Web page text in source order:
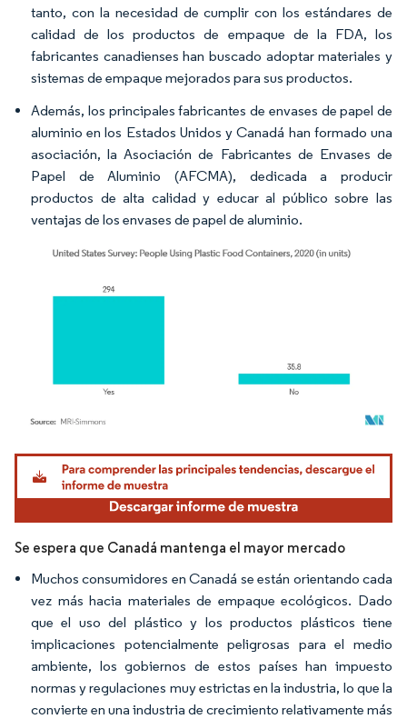
tanto, con la necesidad de cumplir con los estándares de
calidad de los productos de empaque de la FDA, los
fabricantes canadienses han buscado adoptar materiales y
sistemas de empaque mejorados para sus productos.
Además, los principales fabricantes de envases de papel de
aluminio en los Estados Unidos y Canadá han formado una
asociación, la Asociación de Fabricantes de Envases de
Papel de Aluminio (AFCMA), dedicada a producir
productos de alta calidad y educar al público sobre las
ventajas de los envases de papel de aluminio.
Imagen © Mordor Intelligence. El uso requiere atribución según CC BY 4.0.
Se espera que Canadá mantenga el mayor mercado
Muchos consumidores en Canadá se están orientando cada
vez más hacia materiales de empaque ecológicos. Dado
que el uso del plástico y los productos plásticos tiene
implicaciones potencialmente peligrosas para el medio
ambiente, los gobiernos de estos países han impuesto
normas y regulaciones muy estrictas en la industria, lo que la
convierte en una industria de crecimiento relativamente más